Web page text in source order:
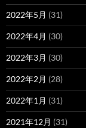
2022年5月 (31)
2022年4月 (30)
2022年3月 (30)
2022年2月 (28)
2022年1月 (31)
2021年12月 (31)